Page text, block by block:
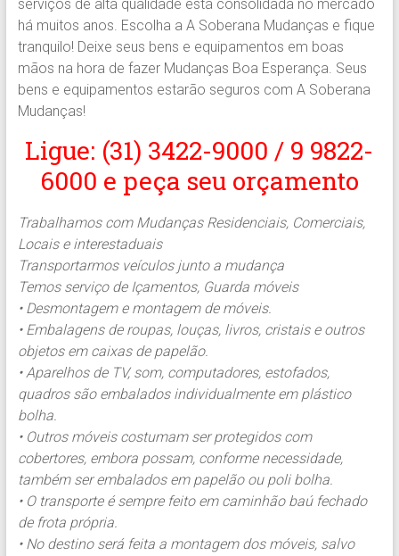
Soberana
Içamentos.
serviços de alta qualidade está consolidada no mercado
há muitos anos. Escolha a A Soberana Mudanças e fique
tranquilo! Deixe seus bens e equipamentos em boas
mãos na hora de fazer Mudanças Boa Esperança. Seus
bens e equipamentos estarão seguros com A Soberana
Mudanças!
Ligue: (31) 3422-9000 / 9 9822-
6000 e peça seu orçamento
Trabalhamos com Mudanças Residenciais, Comerciais,
Locais e interestaduais
Transportarmos veículos junto a mudança
Temos serviço de Içamentos, Guarda móveis
• Desmontagem e montagem de móveis.
• Embalagens de roupas, louças, livros, cristais e outros
objetos em caixas de papelão.
• Aparelhos de TV, som, computadores, estofados,
quadros são embalados individualmente em plástico
bolha.
• Outros móveis costumam ser protegidos com
cobertores, embora possam, conforme necessidade,
também ser embalados em papelão ou poli bolha.
• O transporte é sempre feito em caminhão baú fechado
de frota própria.
• No destino será feita a montagem dos móveis, salvo